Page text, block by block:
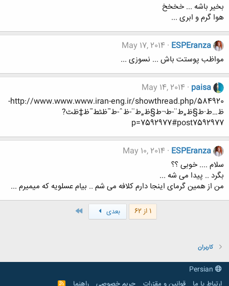
بخیر باشه ... خخخخ
هوا گرم و ابری ...
ESPEranza
May 17, 2014
مواظب پوستت باش ... نسوزی ...
paisa
May 14, 2014
http://www.www.www.iran-eng.ir/showthread.php/584920-
ظ…ط·ط§ظ„ط¨-ط¬ط§ظ„ط¨-ظˆ-ط¯ظٹط¯ظ†ظٹ?
p=7592977#post7592977
ESPEranza
May 10, 2014
سلام .... خوبی ؟؟
بگرد .. پیدا می شه ...
من از همین گرمای اینجا دارم کلافه می شم .. بیام عسلویه که میمیرم ...
1 از 62 بعدی
کاربران
R